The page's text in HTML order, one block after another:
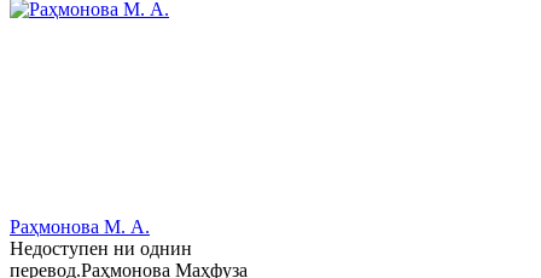
Раҳмонова М. А.
Недоступен ни однин
перевод.Раҳмонова Маҳфуза